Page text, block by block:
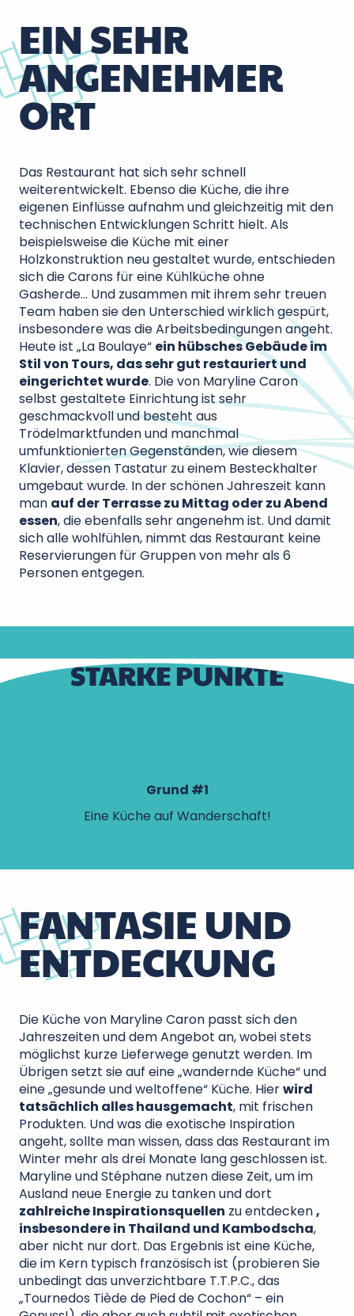
EIN SEHR
ANGENEHMER
ORT
Das Restaurant hat sich sehr schnell
weiterentwickelt. Ebenso die Küche, die ihre
eigenen Einflüsse aufnahm und gleichzeitig mit den
technischen Entwicklungen Schritt hielt. Als
beispielsweise die Küche mit einer
Holzkonstruktion neu gestaltet wurde, entschieden
sich die Carons für eine Kühlküche ohne
Gasherde… Und zusammen mit ihrem sehr treuen
Team haben sie den Unterschied wirklich gespürt,
insbesondere was die Arbeitsbedingungen angeht.
Heute ist „La Boulaye“ ein hübsches Gebäude im
Stil von Tours, das sehr gut restauriert und
eingerichtet wurde. Die von Maryline Caron
selbst gestaltete Einrichtung ist sehr
geschmackvoll und besteht aus
Trödelmarktfunden und manchmal
umfunktionierten Gegenständen, wie diesem
Klavier, dessen Tastatur zu einem Besteckhalter
umgebaut wurde. In der schönen Jahreszeit kann
man auf der Terrasse zu Mittag oder zu Abend
essen, die ebenfalls sehr angenehm ist. Und damit
sich alle wohlfühlen, nimmt das Restaurant keine
Reservierungen für Gruppen von mehr als 6
Personen entgegen.
STARKE PUNKTE
Grund #1
Eine Küche auf Wanderschaft!
FANTASIE UND
ENTDECKUNG
Die Küche von Maryline Caron passt sich den
Jahreszeiten und dem Angebot an, wobei stets
möglichst kurze Lieferwege genutzt werden. Im
Übrigen setzt sie auf eine „wandernde Küche“ und
eine „gesunde und weltoffene“ Küche. Hierwird
tatsächlich alles hausgemacht, mit frischen
Produkten. Und was die exotische Inspiration
angeht, sollte man wissen, dass das Restaurant im
Winter mehr als drei Monate lang geschlossen ist.
Maryline und Stéphane nutzen diese Zeit, um im
Ausland neue Energie zu tanken und dort
zahlreiche Inspirationsquellen zu entdecken,
insbesondere in Thailand und Kambodscha,
aber nicht nur dort. Das Ergebnis ist eine Küche,
die im Kern typisch französisch ist (probieren Sie
unbedingt das unverzichtbare T.T.P.C., das
„Tournedos Tiède de Pied de Cochon“ – ein